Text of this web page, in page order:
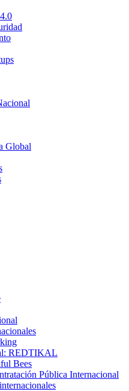
Global
REDTIKAL
Bees
Pública Internacional